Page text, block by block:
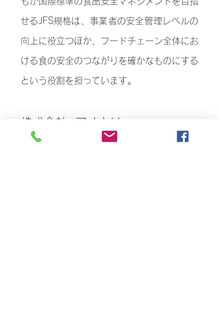
せるJFS規格は、事業者の安全管理レベルの
向上に役立つほか、フードチェーン全体にお
ける食の安全のつながりを確かなものにする
という役割を担っています。
株式会社 アオキは
「JFS-B規格」を取得しました。